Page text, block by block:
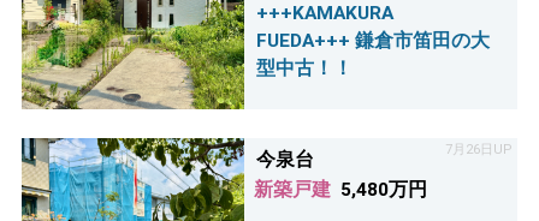
+++KAMAKURA
FUEDA+++ 鎌倉市笛田の大
型中古！！
7月26日UP
今泉台
新築戸建 5,480万円